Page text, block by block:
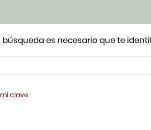
es necesario que te
clave